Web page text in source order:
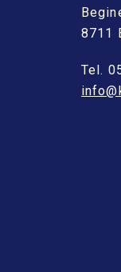
8711
Tel.